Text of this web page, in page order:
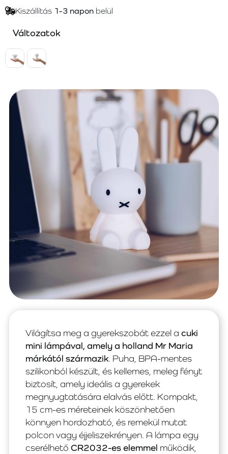
Kiszállítás 1-3 napon belül
Változatok
Világítsa meg a gyerekszobát ezzel a cuki
mini lámpával, amely a holland Mr Maria
márkától származik. Puha, BPA-mentes
szilikonból készült, és kellemes, meleg fényt
biztosít, amely ideális a gyerekek
megnyugtatására elalvás előtt. Kompakt,
15 cm-es méreteinek köszönhetően
könnyen hordozható, és remekül mutat
polcon vagy éjjeliszekrényen. A lámpa egy
cserélhető CR2032-es elemmel működik,